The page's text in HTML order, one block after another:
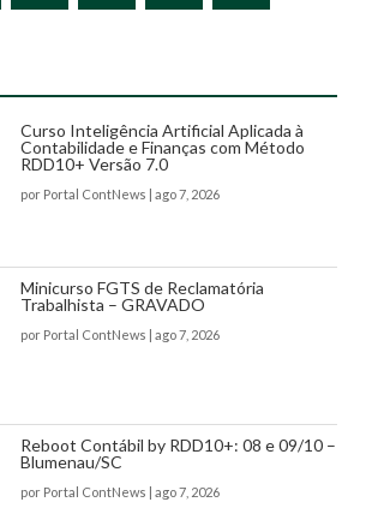
Curso Inteligência Artificial Aplicada à
Contabilidade e Finanças com Método
RDD10+ Versão 7.0
por Portal ContNews | ago 7, 2026
Minicurso FGTS de Reclamatória
Trabalhista – GRAVADO
por Portal ContNews | ago 7, 2026
Reboot Contábil by RDD10+: 08 e 09/10 –
Blumenau/SC
por Portal ContNews | ago 7, 2026